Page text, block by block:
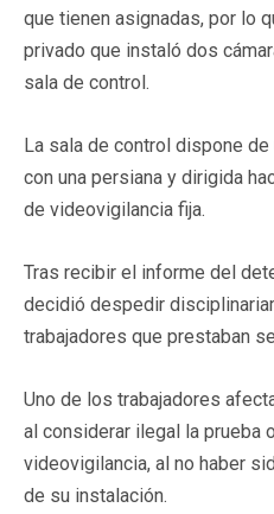
que tienen asignadas, por lo
privado que instaló dos
sala de control.
La sala de control dispone
con una persiana y dirigida
de videovigilancia fija.
Tras recibir el informe del
decidió despedir
trabajadores que prestaban
Uno de los trabajadores
al considerar ilegal la prueba
videovigilancia, al no haber
de su instalación.